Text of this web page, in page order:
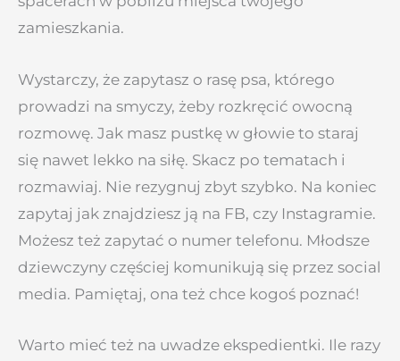
zamieszkania.
Wystarczy, że zapytasz o rasę psa, którego
prowadzi na smyczy, żeby rozkręcić owocną
rozmowę. Jak masz pustkę w głowie to staraj
się nawet lekko na siłę. Skacz po tematach i
rozmawiaj. Nie rezygnuj zbyt szybko. Na koniec
zapytaj jak znajdziesz ją na FB, czy Instagramie.
Możesz też zapytać o numer telefonu. Młodsze
dziewczyny częściej komunikują się przez social
media. Pamiętaj, ona też chce kogoś poznać!
Warto mieć też na uwadze ekspedientki. Ile razy